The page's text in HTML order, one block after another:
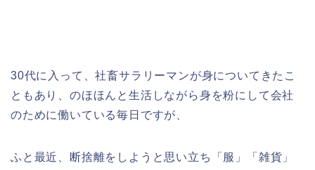
30代に入って、社畜サラリーマンが身についてきたこ
ともあり、のほほんと生活しながら身を粉にして会社
のために働いている毎日ですが、
ふと最近、断捨離をしようと思い立ち「服」「雑貨」